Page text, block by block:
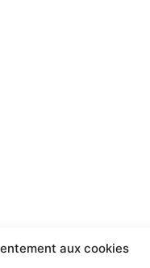
aux cookies